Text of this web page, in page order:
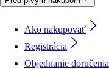
Ako nakupovať
Registrácia
Objednanie doručenia